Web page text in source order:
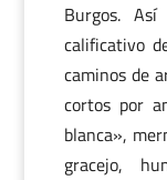
Burgos.
calificativo
caminos de
cortos por
blanca»,
gracejo,